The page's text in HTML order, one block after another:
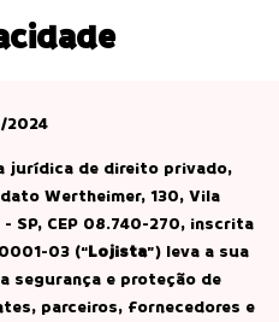
2024
jurídica de direito privado,
Wertheimer, 130, Vila
SP, CEP 08.740-270, inscrita
03 (“Lojista”) leva a sua
segurança e proteção de
parceiros, fornecedores e